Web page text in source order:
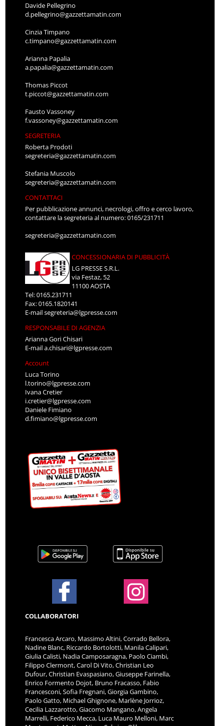
Davide Pellegrino
d.pellegrino@gazzettamatin.com
Cinzia Timpano
c.timpano@gazzettamatin.com
Arianna Papalia
a.papalia@gazzettamatin.com
Thomas Piccot
t.piccot@gazzettamatin.com
Fausto Vassoney
f.vassoney@gazzettamatin.com
SEGRETERIA
Roberta Prodoti
segreteria@gazzettamatin.com
Stefania Muscolo
segreteria@gazzettamatin.com
CONTATTACI
Per pubblicazione annunci, necrologi, offro e cerco lavoro,
contattare la segreteria al numero: 0165/231711
segreteria@gazzettamatin.com
CONCESSIONARIA DI PUBBLICITÀ
LG PRESSE S.R.L.
via Festaz, 52
11100 AOSTA
Tel: 0165.231711
Fax: 0165.1820141
E-mailsegreteria@lgpresse.com
RESPONSABILE DI AGENZIA
Arianna Gori Chisari
E-maila.chisari@lgpresse.com
Account
Luca Torino
l.torino@lgpresse.com
Ivana Cretier
i.cretier@lgpresse.com
Daniele Fimiano
d.fimiano@lgpresse.com
COLLABORATORI
Francesca Arcaro, Massimo Altini, Corrado Bellora,
Nadine Blanc, Riccardo Bortolotti, Manila Calipari,
Giulia Calisti, Nadia Camposaragna, Paolo Ciambi,
Filippo Clermont, Carol Di Vito, Christian Leo
Dufour, Christian Evaspasiano, Giuseppe Farinella,
Enrico Formento Dojot, Bruno Fracasso, Fabio
Francesconi, Sofia Fregnani, Giorgia Gambino,
Paolo Gatto, Michael Ghignone, Marlène Jorrioz,
Cecilia Lazzarotto, Giacomo Mangano, Angela
Marrelli, Federico Mecca, Luca Mauro Melloni, Marc